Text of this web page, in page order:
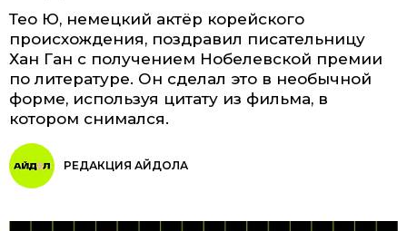
Тео Ю, немецкий актёр корейского
происхождения, поздравил писательницу
Хан Ган с получением Нобелевской премии
по литературе. Он сделал это в необычной
форме, используя цитату из фильма, в
котором снимался.
РЕДАКЦИЯ АЙДОЛА